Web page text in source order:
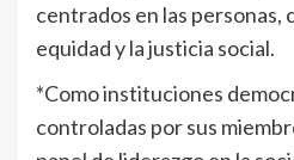
centrados en las personas,
equidad y la justicia social.
*Como instituciones
controladas por sus